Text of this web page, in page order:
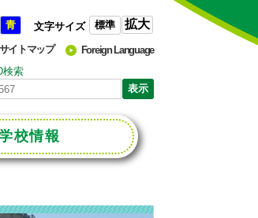
青 文字サイズ 標準 拡大
サイトマップ
Foreign Language
検索
校情報